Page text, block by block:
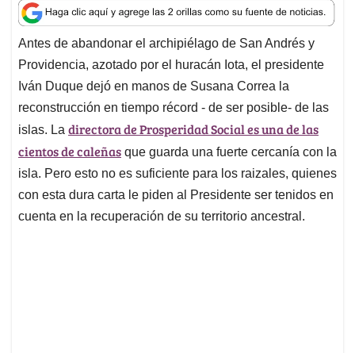
a
t
s
A
p
p
c
e
b
o
o
k
n
k
e
d
I
n
a
i
l
r
e
a
d
s
Antes de abandonar el archipiélago de San Andrés y
Providencia, azotado por el huracán Iota, el presidente
Iván Duque dejó en manos de Susana Correa la
reconstrucción en tiempo récord - de ser posible- de las
islas. La directora de Prosperidad Social es una de las
cientos de caleñas que guarda una fuerte cercanía con la
isla. Pero esto no es suficiente para los raizales, quienes
con esta dura carta le piden al Presidente ser tenidos en
cuenta en la recuperación de su territorio ancestral.